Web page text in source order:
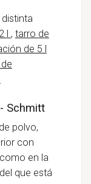
l , tarro de
de 5 l
Schmitt
polvo,
con
en la
que está